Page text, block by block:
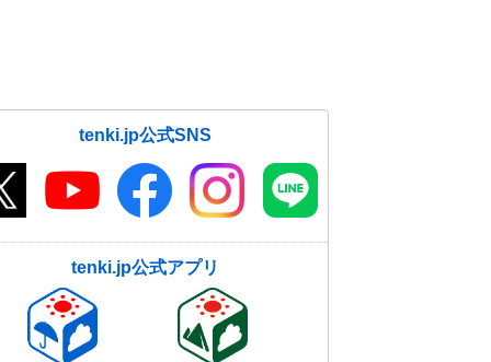
tenki.jp公式SNS
tenki.jp公式アプリ